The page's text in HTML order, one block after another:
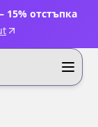
15% отстъпка